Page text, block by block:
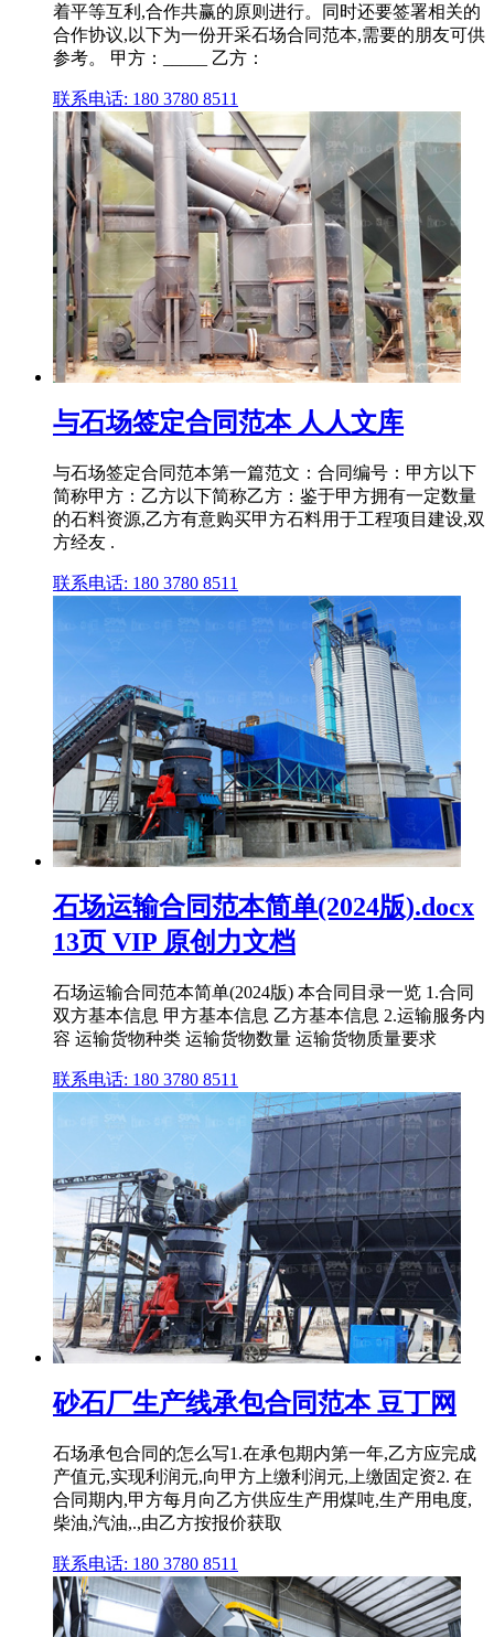
着平等互利,合作共赢的原则进行。同时还要签署相关的
合作协议,以下为一份开采石场合同范本,需要的朋友可供
参考。 甲方：_____ 乙方：
联系电话: 180 3780 8511
与石场签定合同范本 人人文库
与石场签定合同范本第一篇范文：合同编号：甲方以下
简称甲方：乙方以下简称乙方：鉴于甲方拥有一定数量
的石料资源,乙方有意购买甲方石料用于工程项目建设,双
方经友 .
联系电话: 180 3780 8511
石场运输合同范本简单(2024版).docx
13页 VIP 原创力文档
石场运输合同范本简单(2024版) 本合同目录一览 1.合同
双方基本信息 甲方基本信息 乙方基本信息 2.运输服务内
容 运输货物种类 运输货物数量 运输货物质量要求
联系电话: 180 3780 8511
砂石厂生产线承包合同范本 豆丁网
石场承包合同的怎么写1.在承包期内第一年,乙方应完成
产值元,实现利润元,向甲方上缴利润元,上缴固定资2. 在
合同期内,甲方每月向乙方供应生产用煤吨,生产用电度,
柴油,汽油,.,由乙方按报价获取
联系电话: 180 3780 8511